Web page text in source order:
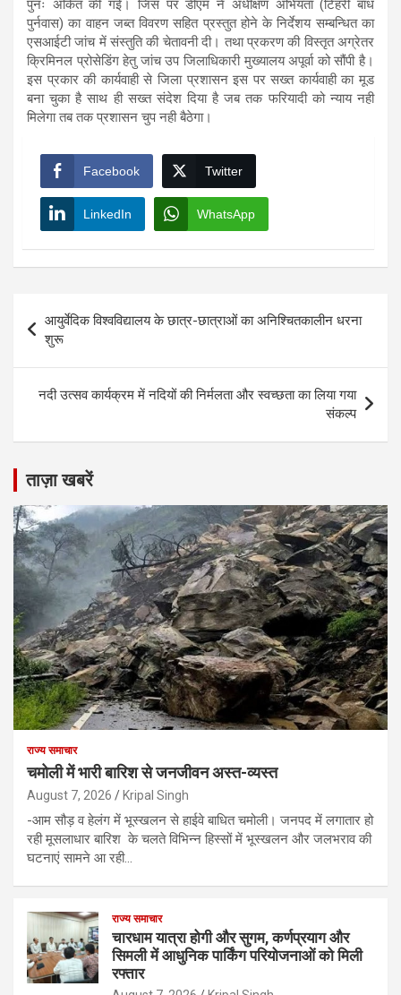
पुनः अंकित की गई। जिस पर डीएम ने अधीक्षण अभियंता (टिहरी बांध
पुर्नवास) का वाहन जब्त विवरण सहित प्रस्तुत होने के निर्देशय सम्बन्धित का
एसआईटी जांच में संस्तुति की चेतावनी दी। तथा प्रकरण की विस्तृत अग्रेतर
क्रिमिनल प्रोसेडिंग हेतु जांच उप जिलाधिकारी मुख्यालय अपूर्वा को सौंपी है।
इस प्रकार की कार्यवाही से जिला प्रशासन इस पर सख्त कार्यवाही का मूड
बना चुका है साथ ही सख्त संदेश दिया है जब तक फरियादी को न्याय नही
मिलेगा तब तक प्रशासन चुप नही बैठेगा।
Facebook Twitter
LinkedIn WhatsApp
navigation
आयुर्वेदिक विश्वविद्यालय के छात्र-छात्राओं का अनिश्चितकालीन धरना
शुरू
नदी उत्सव कार्यक्रम में नदियों की निर्मलता और स्वच्छता का लिया गया
संकल्प
ताज़ा खबरें
राज्य समाचार
चमोली में भारी बारिश से जनजीवन अस्त-व्यस्त
August 7, 2026 Kripal Singh
-आम सौड़ व हेलंग में भूस्खलन से हाईवे बाधित चमोली। जनपद में लगातार हो
रही मूसलाधार बारिश के चलते विभिन्न हिस्सों में भूस्खलन और जलभराव की
घटनाएं सामने आ रही…
राज्य समाचार
चारधाम यात्रा होगी और सुगम, कर्णप्रयाग और
सिमली में आधुनिक पार्किंग परियोजनाओं को मिली
रफ्तार